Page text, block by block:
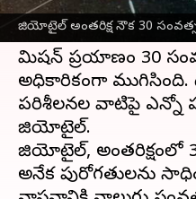
జియోటైల్ అంతరిక్ష నౌక 30
జపాన్ ఏరోస్పేస్
సహకారంతో నడిచిన
మిషన్ ప్రయాణం 30
అధికారికంగా
పరిశీలనల వాటిపై ఎన్నో
జియోటైల్.
జియోటైల్, అంతరిక్షంలో
అనేక పురోగతులను